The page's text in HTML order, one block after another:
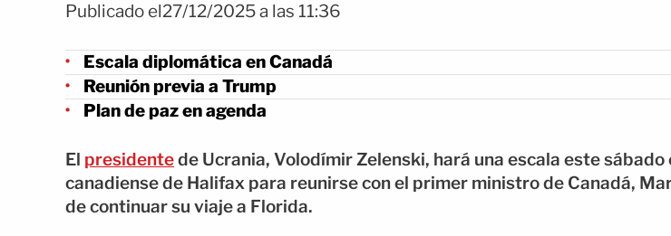
Publicado el27/12/2025 a las 11:36
Escala diplomática en Canadá
Reunión previa a Trump
Plan de paz en agenda
El presidentede Ucrania, Volodímir Zelenski, hará una escala este sábado
canadiense de Halifax para reunirse con el primer ministro de Canadá,
de continuar su viaje a Florida.